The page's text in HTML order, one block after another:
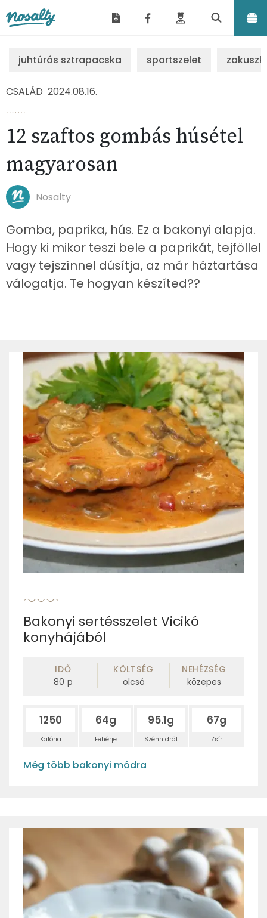
juhtúrós sztrapacska sportszelet
CSALÁD 2024.08.16.
12 szaftos gombás húsétel
magyarosan
Nosalty
Gomba, paprika, hús. Ez a bakonyi alapja.
Hogy ki mikor teszi bele a paprikát, tejföllel
vagy tejszínnel dúsítja, az már háztartása
válogatja. Te hogyan készíted??
Bakonyi sertésszelet Vicikó
konyhájából
IDŐ
80 p
KÖLTSÉG
olcsó
NEHÉZSÉG
közepes
1250
Kalória
64g
Fehérje
95.1g
Szénhidrát
67g
Zsír
Még több bakonyi módra